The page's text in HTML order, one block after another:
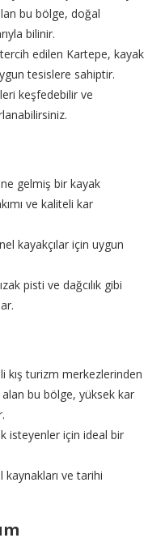
bu bölge, doğal
bilinir.
edilen Kartepe, kayak
tesislere sahiptir.
keşfedebilir ve
gelmiş bir kayak
ve kaliteli kar
kayakçılar için uygun
pisti ve dağcılık gibi
kış turizm merkezlerinden
alan bu bölge, yüksek kar
isteyenler için ideal bir
ve tarihi